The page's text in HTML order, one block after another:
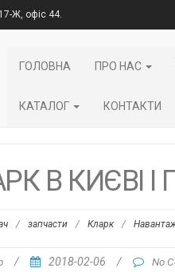
Ж, офіс 44.
ГОЛОВНА ПРО НАС
КАТАЛОГ КОНТАКТИ
В КИЄВІ І
/ запчасти / Кларк /
/ 2018-02-06 / No